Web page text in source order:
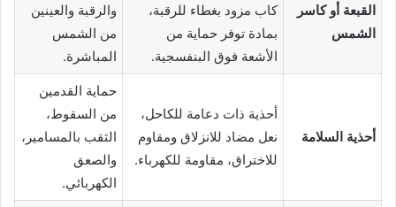
القبعة أو كاسر
الشمس
كاب مزود بغطاء للرقبة،
بمادة توفر حماية من
الأشعة فوق البنفسجية.
والرقبة والعينين
من الشمس
المباشرة.
أحذية السلامة
أحذية ذات دعامة للكاحل،
نعل مضاد للانزلاق ومقاوم
للاختراق، مقاومة للكهرباء.
حماية القدمين
من السقوط،
الثقب بالمسامير،
والصعق
الكهربائي.